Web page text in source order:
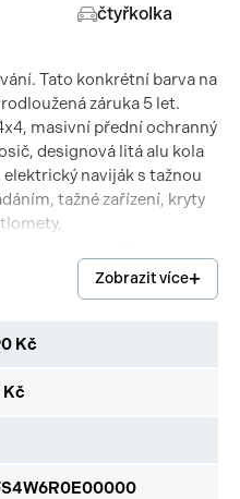
čtyřkolka
Tato konkrétní barva na
záruka 5 let.
masivní přední ochranný
designová litá alu kola
naviják s tažnou
tažné zařízení, kryty
Zobrazit více
Kč
Kč